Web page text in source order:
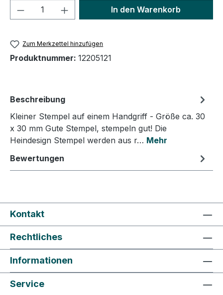
Produkt Anzahl: Gib denIn den Warenkorb
Zum Merkzettel hinzufügen
Produktnummer: 12205121
Beschreibung
Kleiner Stempel auf einem Handgriff - Größe ca. 30
x 30 mm Gute Stempel, stempeln gut! Die
Heindesign Stempel werden aus r… Mehr
Bewertungen
Kontakt
Rechtliches
Informationen
Service